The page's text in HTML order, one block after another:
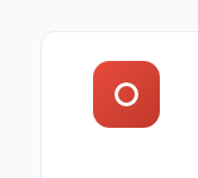
Geração de
como
inventando —